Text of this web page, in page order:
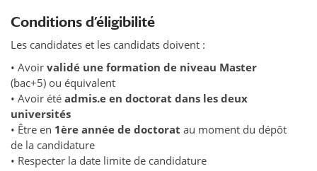
Conditions d’éligibilité
Les candidates et les candidats doivent :
• Avoir validé une formation de niveau Master
(bac+5) ou équivalent
• Avoir été admis.e en doctorat dans les deux
universités
• Être en 1ère année de doctorat au moment du dépôt
de la candidature
• Respecter la date limite de candidature